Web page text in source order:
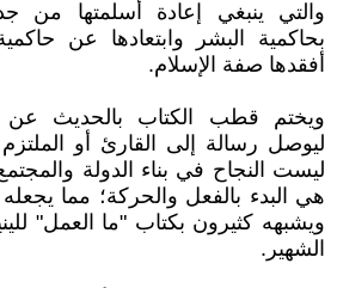
والتي ينبغي إعادة أسلمتها من
بحاكمية البشر وابتعادها عن
أفقدها صفة الإسلام.
ويختم قطب الكتاب بالحديث عن
ليوصل رسالة إلى القارئ أو الملتزم
ليست النجاح في بناء الدولة
هي البدء بالفعل والحركة؛ مما يجعله
ويشبهه كثيرون بكتاب "ما العمل"
الشهير.